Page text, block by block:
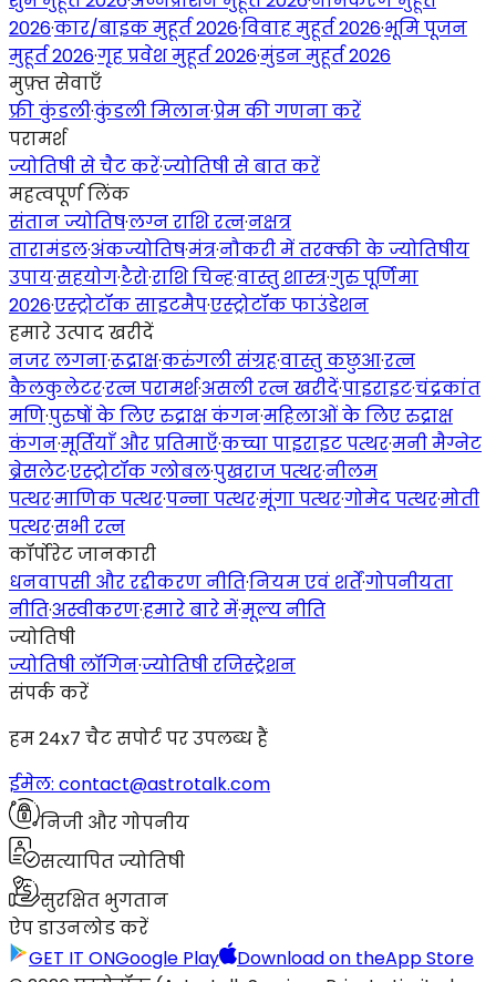
2026·कार/बाइक मुहूर्त 2026·विवाह मुहूर्त 2026·भूमि पूजन
मुहूर्त 2026·गृह प्रवेश मुहूर्त 2026·मुंडन मुहूर्त 2026
मुफ़्त सेवाएँ
फ्री कुंडली·कुंडली मिलान·प्रेम की गणना करें
परामर्श
ज्योतिषी से चैट करें·ज्योतिषी से बात करें
महत्वपूर्ण लिंक
संतान ज्योतिष·लग्न राशि रत्न·नक्षत्र
तारामंडल·अंकज्योतिष·मंत्र·नौकरी में तरक्की के ज्योतिषीय
उपाय·सहयोग·टैरो·राशि चिन्ह·वास्तु शास्त्र·गुरु पूर्णिमा
2026·एस्ट्रोटॉक साइटमैप·एस्ट्रोटॉक फाउंडेशन
हमारे उत्पाद खरीदें
नजर लगना·रूद्राक्ष·करुंगली संग्रह·वास्तु कछुआ·रत्न
कैलकुलेटर·रत्न परामर्श·असली रत्न खरीदें·पाइराइट·चंद्रकांत
मणि·पुरुषों के लिए रुद्राक्ष कंगन·महिलाओं के लिए रुद्राक्ष
कंगन·मूर्तियाँ और प्रतिमाएँ·कच्चा पाइराइट पत्थर·मनी मैग्नेट
ब्रेसलेट·एस्ट्रोटॉक ग्लोबल·पुखराज पत्थर·नीलम
पत्थर·माणिक पत्थर·पन्ना पत्थर·मूंगा पत्थर·गोमेद पत्थर·मोती
पत्थर·सभी रत्न
कॉर्पोरेट जानकारी
धनवापसी और रद्दीकरण नीति·नियम एवं शर्तें·गोपनीयता
नीति·अस्वीकरण·हमारे बारे में·मूल्य नीति
ज्योतिषी
ज्योतिषी लॉगिन·ज्योतिषी रजिस्ट्रेशन
संपर्क करें
हम 24x7 चैट सपोर्ट पर उपलब्ध हैं
ईमेल: contact@astrotalk.com
निजी और गोपनीय
सत्यापित ज्योतिषी
सुरक्षित भुगतान
ऐप डाउनलोड करें
GET IT ONGoogle Play Download on theApp Store